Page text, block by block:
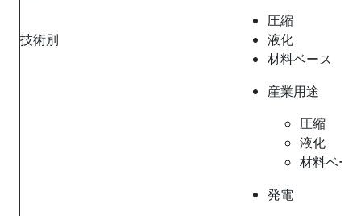
技術別
圧縮
液化
材料ベース
産業用途
圧縮
液化
材料ベー
発電